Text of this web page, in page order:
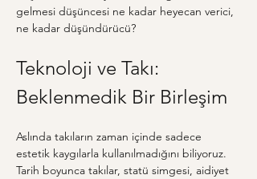
gelmesi düşüncesi ne kadar heyecan verici,
ne kadar düşündürücü?
Teknoloji ve Takı:
Beklenmedik Bir Birleşim
Aslında takıların zaman içinde sadece
estetik kaygılarla kullanılmadığını biliyoruz.
Tarih boyunca takılar, statü simgesi, aidiyet